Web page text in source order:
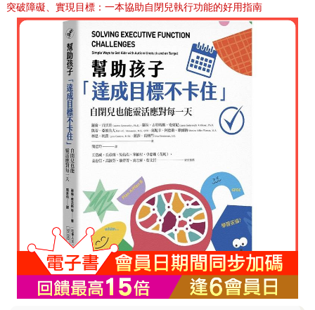
突破障礙、實現目標：一本協助自閉兒執行功能的好用指南